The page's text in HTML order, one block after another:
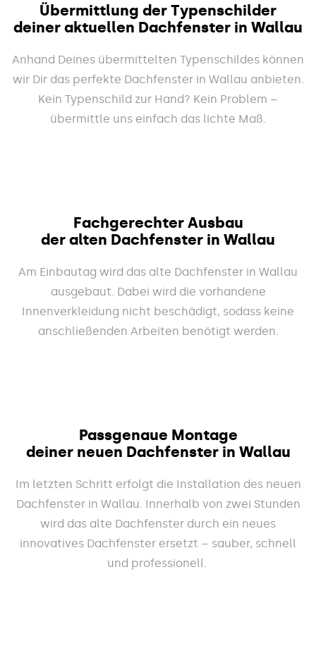
Übermittlung der Typenschilder
deiner aktuellen Dachfenster in Wallau
Anhand Deines übermittelten Typenschildes können
wir Dir das perfekte Dachfenster in Wallau anbieten.
Kein Typenschild zur Hand? Kein Problem –
übermittle uns einfach das lichte Maß.
Fachgerechter Ausbau
der alten Dachfenster in Wallau
Am Einbautag wird das alte Dachfenster in Wallau
ausgebaut. Dabei wird die vorhandene
Innenverkleidung nicht beschädigt, sodass keine
anschließenden Arbeiten benötigt werden.
Passgenaue Montage
deiner neuen Dachfenster in Wallau
Im letzten Schritt erfolgt die Installation des neuen
Dachfenster in Wallau. Innerhalb von zwei Stunden
wird das alte Dachfenster durch ein neues
innovatives Dachfenster ersetzt – sauber, schnell
und professionell.